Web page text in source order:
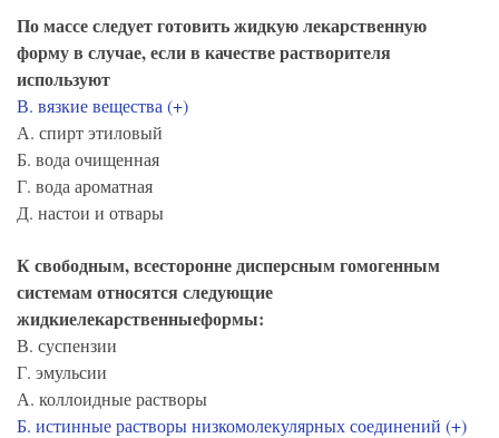
По массе следует готовить жидкую лекарственную
форму в случае, если в качестве растворителя
используют
В. вязкие вещества (+)
А. спирт этиловый
Б. вода очищенная
Г. вода ароматная
Д. настои и отвары
К свободным, всесторонне дисперсным гомогенным
системам относятся следующие
жидкиелекарственныеформы:
В. суспензии
Г. эмульсии
А. коллоидные растворы
Б. истинные растворы низкомолекулярных соединений (+)